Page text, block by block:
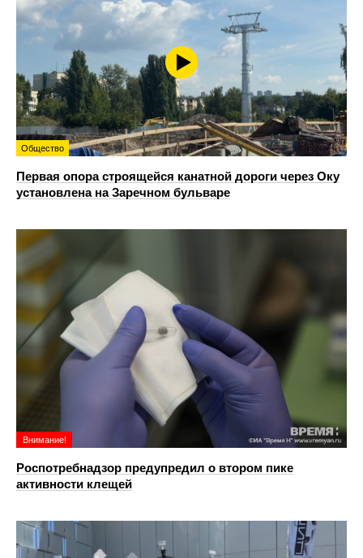
Общество
Первая опора строящейся канатной дороги через Оку
установлена на Заречном бульваре
Внимание!
Роспотребнадзор предупредил о втором пике
активности клещей